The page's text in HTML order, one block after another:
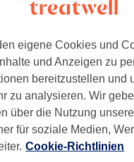
Saloninfos
eigene Cookies und
und Anzeigen zu
bereitzustellen und
zu analysieren. Wir
über die Nutzung
für soziale Medien,
Cookie-Richtlinien